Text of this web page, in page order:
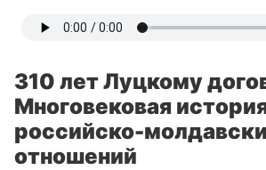
310 лет Луцкому
Многовековая
российско-
отношений